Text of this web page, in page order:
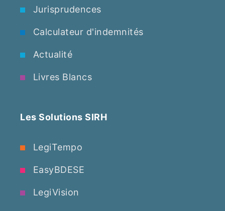
Jurisprudences
Calculateur d'indemnités
Actualité
Livres Blancs
Les Solutions SIRH
LegiTempo
EasyBDESE
LegiVision